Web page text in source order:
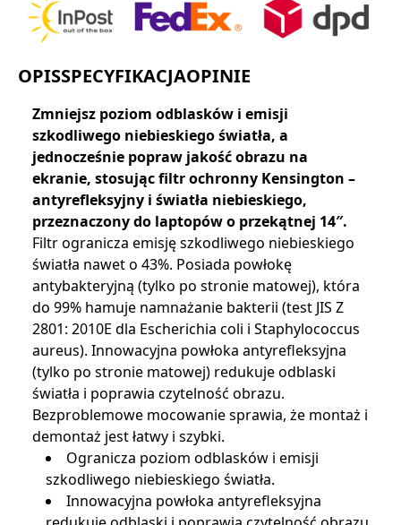
OPISSPECYFIKACJAOPINIE
Zmniejsz poziom odblasków i emisji
szkodliwego niebieskiego światła, a
jednocześnie popraw jakość obrazu na
ekranie, stosując filtr ochronny Kensington –
antyrefleksyjny i światła niebieskiego,
przeznaczony do laptopów o przekątnej 14″.
Filtr ogranicza emisję szkodliwego niebieskiego
światła nawet o 43%. Posiada powłokę
antybakteryjną (tylko po stronie matowej), która
do 99% hamuje namnażanie bakterii (test JIS Z
2801: 2010E dla Escherichia coli i Staphylococcus
aureus). Innowacyjna powłoka antyrefleksyjna
(tylko po stronie matowej) redukuje odblaski
światła i poprawia czytelność obrazu.
Bezproblemowe mocowanie sprawia, że ​​montaż i
demontaż jest łatwy i szybki.
Ogranicza poziom odblasków i emisji
szkodliwego niebieskiego światła.
Innowacyjna powłoka antyrefleksyjna